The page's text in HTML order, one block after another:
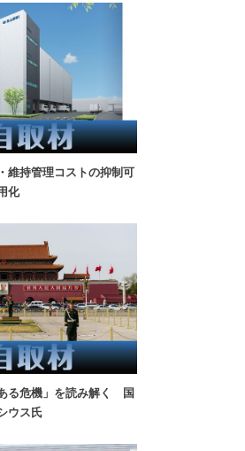
維持管理コストの抑制可
化
る危機」を読み解く 国
ウス氏